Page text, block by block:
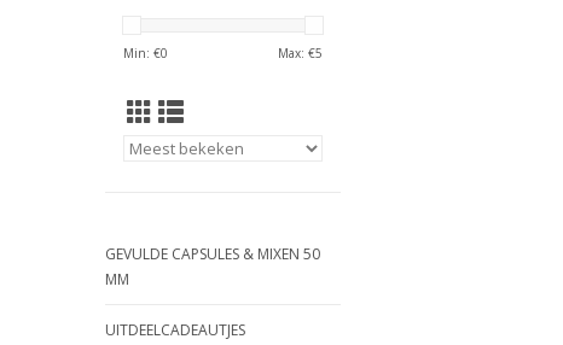
Min: €0 Max: €5
GEVULDE CAPSULES & MIXEN 50
MM
UITDEELCADEAUTJES